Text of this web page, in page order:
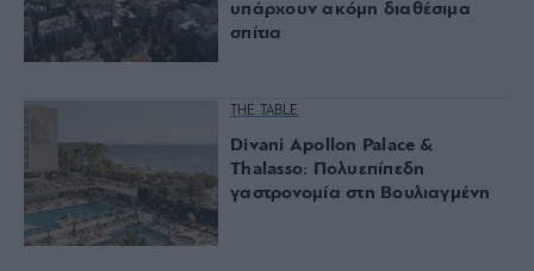
υπάρχουν ακόμη διαθέσιμα
σπίτια
THE TABLE
Divani Apollon Palace &
Thalasso: Πολυεπίπεδη
γαστρονομία στη Βουλιαγμένη